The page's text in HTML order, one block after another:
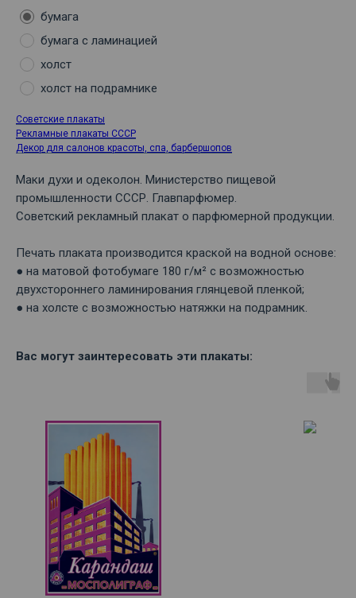
бумага
бумага с ламинацией
холст
холст на подрамнике
Советские плакаты
Рекламные плакаты СССР
Декор для салонов красоты, спа, барбершопов
Маки духи и одеколон. Министерство пищевой
промышленности СССР. Главпарфюмер.
Советский рекламный плакат о парфюмерной продукции.
Печать плаката производится краской на водной основе:
● на матовой фотобумаге 180 г/м² с возможностью
двухстороннего ламинирования глянцевой пленкой;
● на холсте с возможностью натяжки на подрамник.
Вас могут заинтересовать эти плакаты: